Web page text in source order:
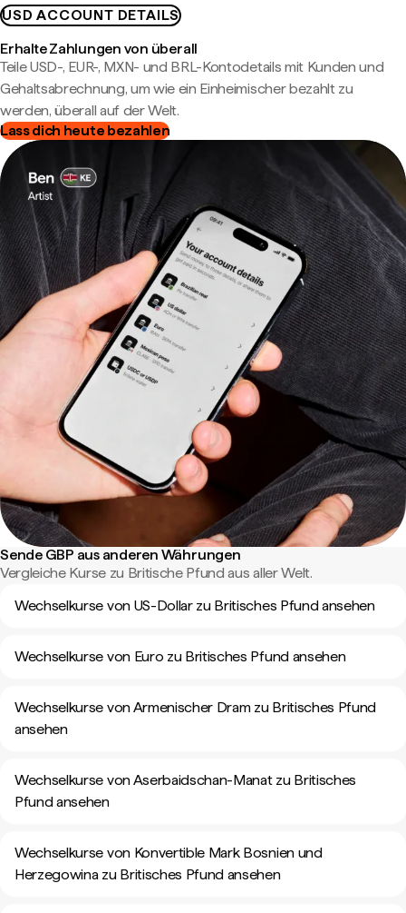
USD ACCOUNT DETAILS
Erhalte Zahlungen von überall
Teile USD-, EUR-, MXN- und BRL-Kontodetails mit Kunden und
Gehaltsabrechnung, um wie ein Einheimischer bezahlt zu
werden, überall auf der Welt.
Lass dich heute bezahlen
Sende GBP aus anderen Währungen
Vergleiche Kurse zu Britische Pfund aus aller Welt.
Wechselkurse von US-Dollar zu Britisches Pfund ansehen
Wechselkurse von Euro zu Britisches Pfund ansehen
Wechselkurse von Armenischer Dram zu Britisches Pfund
ansehen
Wechselkurse von Aserbaidschan-Manat zu Britisches
Pfund ansehen
Wechselkurse von Konvertible Mark Bosnien und
Herzegowina zu Britisches Pfund ansehen